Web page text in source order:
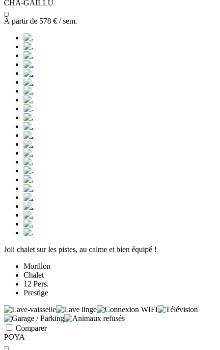
CHA-GAILLU
À partir de 578 € / sem.
Joli chalet sur les pistes, au calme et bien équipé !
Morillon
Chalet
12 Pers.
Prestige
Comparer
POYA